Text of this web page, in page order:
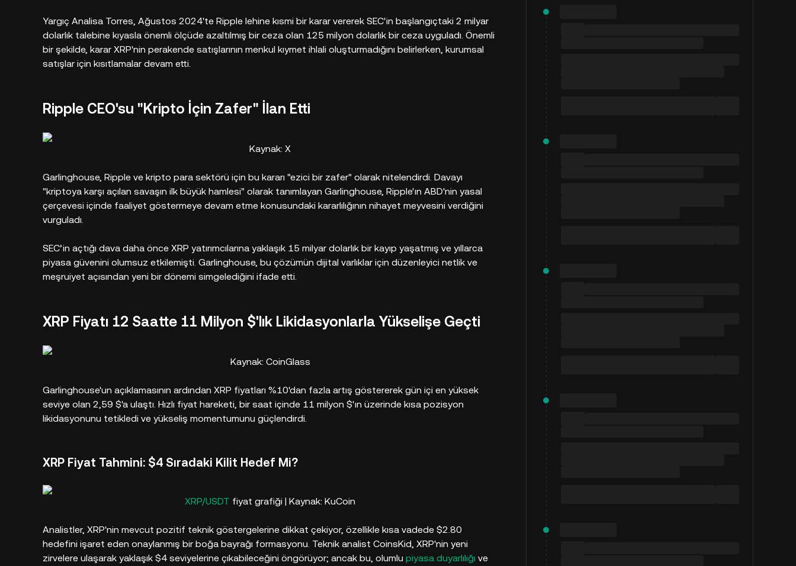
Yargıç Analisa Torres, Ağustos 2024'te Ripple lehine kısmi bir karar vererek SEC'in başlangıçtaki 2 milyar
dolarlık talebine kıyasla önemli ölçüde azaltılmış bir ceza olan 125 milyon dolarlık bir ceza uyguladı. Önemli
bir şekilde, karar XRP'nin perakende satışlarının menkul kıymet ihlali oluşturmadığını belirlerken, kurumsal
satışlar için kısıtlamalar devam etti.
Ripple CEO'su "Kripto İçin Zafer" İlan Etti
Kaynak: X
Garlinghouse, Ripple ve kripto para sektörü için bu kararı "ezici bir zafer" olarak nitelendirdi. Davayı
"kriptoya karşı açılan savaşın ilk büyük hamlesi" olarak tanımlayan Garlinghouse, Ripple'ın ABD'nin yasal
çerçevesi içinde faaliyet göstermeye devam etme konusundaki kararlılığının nihayet meyvesini verdiğini
vurguladı.
SEC’in açtığı dava daha önce XRP yatırımcılarına yaklaşık 15 milyar dolarlık bir kayıp yaşatmış ve yıllarca
piyasa güvenini olumsuz etkilemişti. Garlinghouse, bu çözümün dijital varlıklar için düzenleyici netlik ve
meşruiyet açısından yeni bir dönemi simgelediğini ifade etti.
XRP Fiyatı 12 Saatte 11 Milyon $'lık Likidasyonlarla Yükselişe Geçti
Kaynak: CoinGlass
Garlinghouse'un açıklamasının ardından XRP fiyatları %10'dan fazla artış göstererek gün içi en yüksek
seviye olan 2,59 $'a ulaştı. Hızlı fiyat hareketi, bir saat içinde 11 milyon $'ın üzerinde kısa pozisyon
likidasyonunu tetikledi ve yükseliş momentumunu güçlendirdi.
XRP Fiyat Tahmini: $4 Sıradaki Kilit Hedef Mi?
XRP/USDT fiyat grafiği | Kaynak: KuCoin
Analistler, XRP'nin mevcut pozitif teknik göstergelerine dikkat çekiyor, özellikle kısa vadede $2.80
hedefini işaret eden onaylanmış bir boğa bayrağı formasyonu. Teknik analist CoinsKid, XRP'nin yeni
zirvelere ulaşarak yaklaşık $4 seviyelerine çıkabileceğini öngörüyor; ancak bu, olumlu piyasa duyarlılığı ve